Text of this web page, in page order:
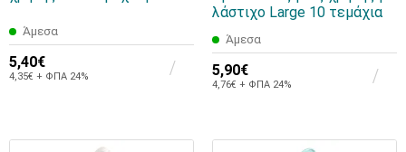
Άμεσα
5,40€
4,35€ + ΦΠΑ 24%
λάστιχο Large 10 τεμάχια
Άμεσα
5,90€
4,76€ + ΦΠΑ 24%